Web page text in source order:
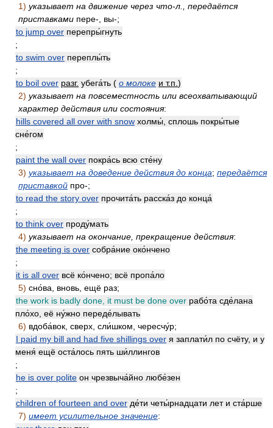
1) указывает на движение через что-л., передаётся
приставками пере-, вы-;
to jump over перепры́гнуть
;
to swim over переплы́ть
;
to boil over разг. убега́ть ( о молоке и т.п. )
2) указывает на повсеместность или всеохватывающий
характер действия или состояния:
hills covered all over with snow холмы́, сплошь покры́тые
сне́гом
;
paint the wall over покра́сь всю сте́ну
3) указывает на доведение действия до конца; передаётся
приставкой про-;
to read the story over прочита́ть расска́з до конца́
;
to think over проду́мать
4) указывает на окончание, прекращение действия:
the meeting is over собра́ние око́нчено
;
it is all over всё ко́нчено; всё пропа́ло
5) сно́ва, вновь, ещё раз;
the work is badly done, it must be done over рабо́та сде́лана
пло́хо, её ну́жно переде́лывать
6) вдоба́вок, сверх, сли́шком, чересчу́р;
I paid my bill and had five shillings over я заплати́л по счёту, и у
меня́ ещё оста́лось пять ши́ллингов
;
he is over polite он чрезвыча́йно любе́зен
;
children of fourteen and over де́ти четы́рнадцати лет и ста́рше
7) имеет усилительное значение: